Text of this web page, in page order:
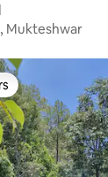
Mukteshwar